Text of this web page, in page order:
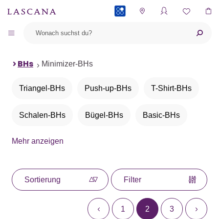
BHs Minimizer-BHs
Triangel-BHs Push-up-BHs T-Shirt-BHs
Schalen-BHs Bügel-BHs Basic-BHs
BHs ohne Bügel
Balconette-BHs Neckholder-BHs
Mehr anzeigen
Sortierung Filter
1 2 3